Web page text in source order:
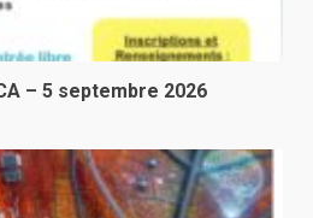
– 5 septembre 2026